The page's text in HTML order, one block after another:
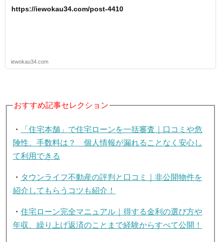
https://iewokau34.com/post-4410
iewokau34.com
おすすめ記事セレクション
・
「住宅本舗」で住宅ローンを一括審査｜口コミや危
険性、手数料は？ 個人情報が漏れることなく安心し
て利用できる
・ タウンライフ不動産の評判と口コミ｜非公開物件を
紹介してもらうコツも紹介！
・ 住宅ローン完全マニュアル｜得する金利の選び方や
年収、繰り上げ返済のことまで経験からすべて公開！